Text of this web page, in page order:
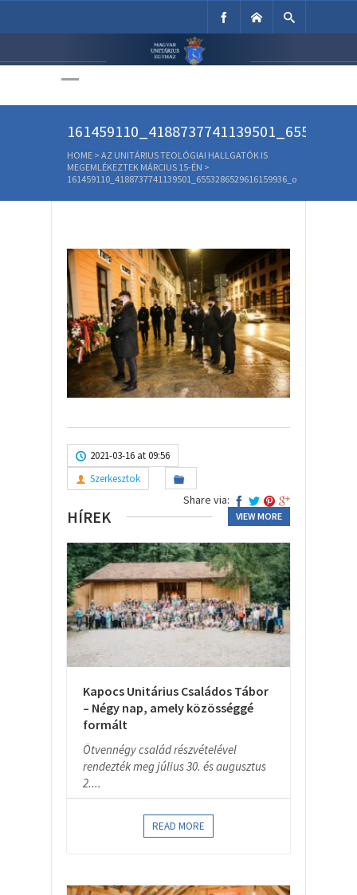
Unitárius Egyház
HOME > AZ UNITÁRIUS TEOLÓGIAI HALLGATÓK IS
MEGEMLÉKEZTEK MÁRCIUS 15-ÉN >
161459110_4188737741139501_6553286529616159936_o
2021-03-16 at 09:56
Szerkesztok
Share via:
HÍREK VIEW MORE
Kapocs Unitárius Családos Tábor
– Négy nap, amely közösséggé
formált
Ötvennégy család részvételével
rendezték meg július 30. és augusztus
2....
READ MORE